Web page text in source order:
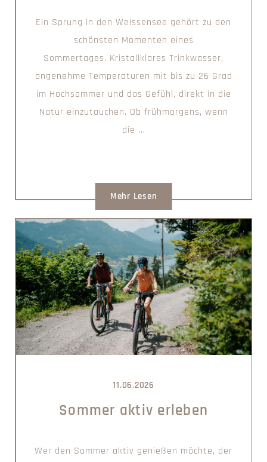
Ein Sprung in den Weissensee gehört zu den
schönsten Momenten eines
Sommertages. Kristallklares Trinkwasser,
angenehme Temperaturen mit bis zu 26 Grad
im Hochsommer und das Gefühl, direkt in die
Natur einzutauchen. Ob frühmorgens, wenn
die ...
Mehr Lesen
11.06.2026
Sommer aktiv erleben
Wer den Sommer aktiv genießen möchte, der